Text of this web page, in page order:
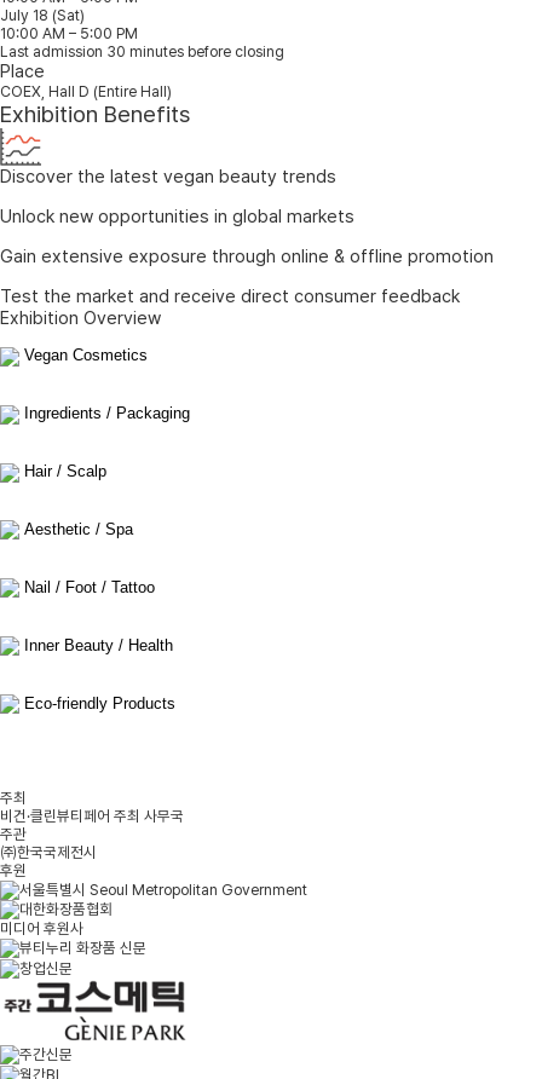
July 18 (Sat)
10:00 AM – 5:00 PM
Last admission 30 minutes before closing
Place
COEX, Hall D (Entire Hall)
Exhibition Benefits
Discover the latest vegan beauty trends
Unlock new opportunities in global markets
Gain extensive exposure through online & offline promotion
Test the market and receive direct consumer feedback
Exhibition Overview
Vegan Cosmetics
Ingredients / Packaging
Hair / Scalp
Aesthetic / Spa
Nail / Foot / Tattoo
Inner Beauty / Health
Eco-friendly Products
주최
비건·클린뷰티페어 주최 사무국
주관
㈜한국국제전시
후원
미디어 후원사